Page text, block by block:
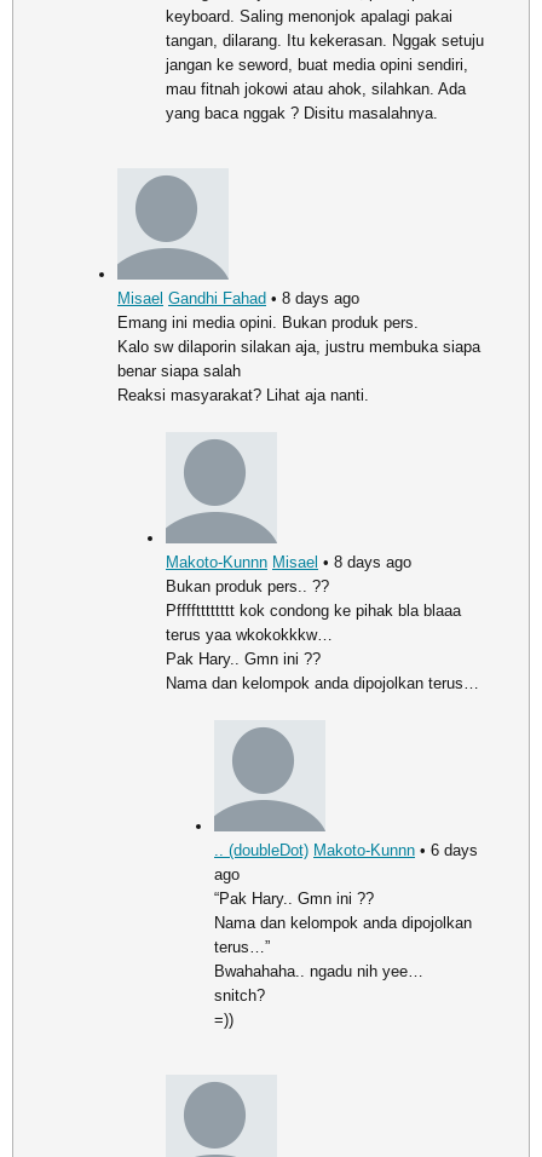
keyboard. Saling menonjok apalagi pakai
tangan, dilarang. Itu kekerasan. Nggak setuju
jangan ke seword, buat media opini sendiri,
mau fitnah jokowi atau ahok, silahkan. Ada
yang baca nggak ? Disitu masalahnya.
Misael Gandhi Fahad • 8 days ago
Emang ini media opini. Bukan produk pers.
Kalo sw dilaporin silakan aja, justru membuka siapa
benar siapa salah
Reaksi masyarakat? Lihat aja nanti.
Makoto-Kunnn Misael • 8 days ago
Bukan produk pers.. ??
Pfffftttttttt kok condong ke pihak bla blaaa
terus yaa wkokokkkw…
Pak Hary.. Gmn ini ??
Nama dan kelompok anda dipojolkan terus…
.. (doubleDot) Makoto-Kunnn • 6 days
ago
“Pak Hary.. Gmn ini ??
Nama dan kelompok anda dipojolkan
terus…”
Bwahahaha.. ngadu nih yee…
snitch?
=))